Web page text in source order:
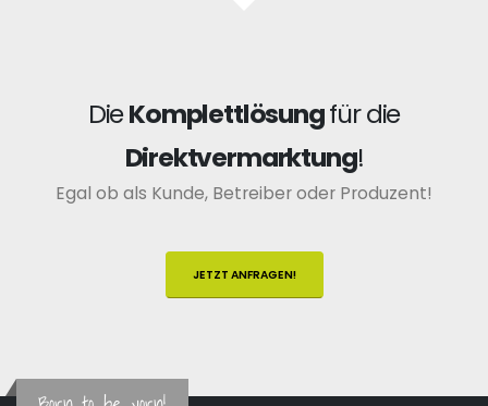
DieKomplettlösungfür die
Direktvermarktung!
Egal ob als Kunde, Betreiber oder Produzent!
JETZT ANFRAGEN!